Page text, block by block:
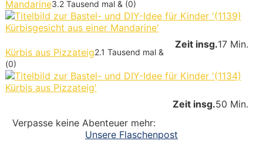
Mandarine3.2 Tausend mal & (0)
Zeit insg.17 Min.
Kürbis aus Pizzateig2.1 Tausend mal &
(0)
Zeit insg.50 Min.
Verpasse keine Abenteuer mehr:
Unsere Flaschenpost